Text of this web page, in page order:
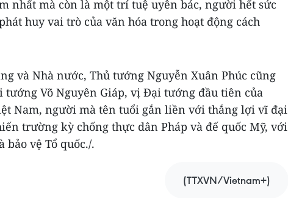
nhất mà còn là một trí tuệ uyên bác, người hết sức
huy vai trò của văn hóa trong hoạt động cách
và Nhà nước, Thủ tướng Nguyễn Xuân Phúc cũng
Võ Nguyên Giáp, vị Đại tướng đầu tiên của
Nam, người mà tên tuổi gắn liền với thắng lợi vĩ đại
trường kỳ chống thực dân Pháp và đế quốc Mỹ, với
bảo vệ Tổ quốc./.
(TTXVN/Vietnam+)